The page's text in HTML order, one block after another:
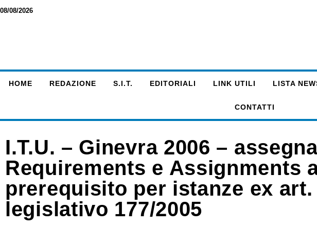
08/08/2026
HOME REDAZIONE S.I.T. EDITORIALI LINK UTILI LISTA
CONTATTI
I.T.U. – Ginevra 2006 –
Requirements e Assignments
prerequisito per istanze ex art.
legislativo 177/2005